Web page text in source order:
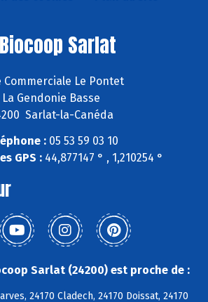
Biocoop Sarlat
Commerciale Le Pontet
La Gendonie Basse
Sarlat-la-Canéda
: 05 53 59 03 10
GPS :44,877147 ° , 1,210254 °
Sarlat (24200) est proche de :
24170 Cladech, 24170 Doissat, 24170